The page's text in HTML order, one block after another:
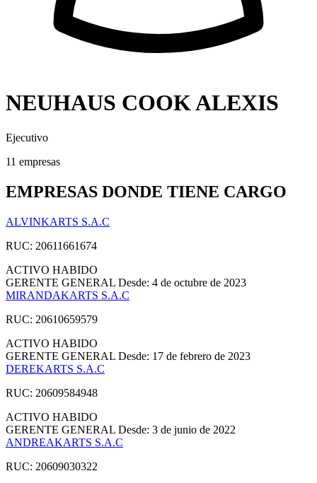
NEUHAUS COOK ALEXIS
Ejecutivo
11 empresas
EMPRESAS DONDE TIENE CARGO
ALVINKARTS S.A.C
RUC: 20611661674
ACTIVO HABIDO
GERENTE GENERAL Desde: 4 de octubre de 2023
MIRANDAKARTS S.A.C
RUC: 20610659579
ACTIVO HABIDO
GERENTE GENERAL Desde: 17 de febrero de 2023
DEREKARTS S.A.C
RUC: 20609584948
ACTIVO HABIDO
GERENTE GENERAL Desde: 3 de junio de 2022
ANDREAKARTS S.A.C
RUC: 20609030322